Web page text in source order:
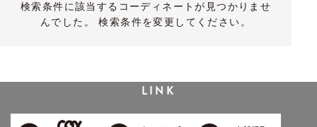
検索条件に該当するコーディネートが見つかりませ
んでした。 検索条件を変更してください。
LINK